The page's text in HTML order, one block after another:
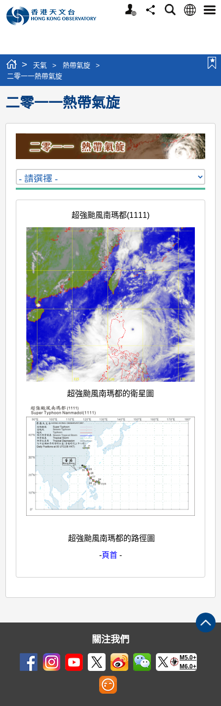
個
分
搜
語
選
> 天氣 > 熱帶氣旋
>
二零一一熱帶氣旋
二零一一熱帶氣旋
超強颱風南瑪都(1111)
超強颱風南瑪都的衛星圖
超強颱風南瑪都的路徑圖
-頁首 -
關注我們
M5.0+
M6.0+